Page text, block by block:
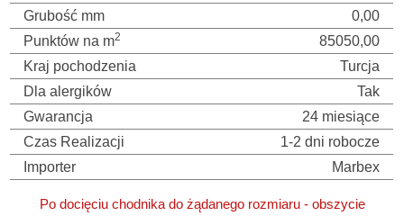
Grubość mm
0,00
Punktów na m2
85050,00
Kraj pochodzenia
Turcja
Dla alergików
Tak
Gwarancja
24 miesiące
Czas Realizacji
1-2 dni robocze
Importer
Marbex
Po docięciu chodnika do żądanego rozmiaru - obszycie